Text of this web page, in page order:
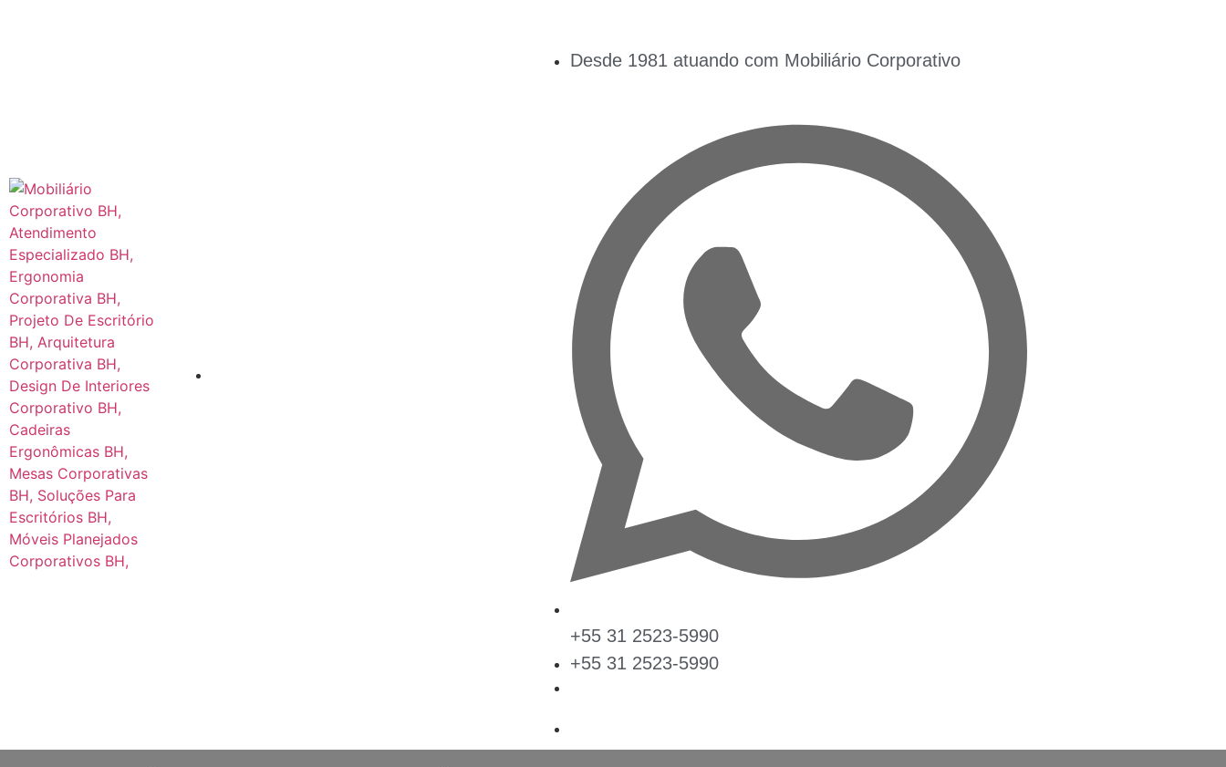
Desde 1981 atuando com Mobiliário Corporativo
+55 31 2523-5990
+55 31 2523-5990